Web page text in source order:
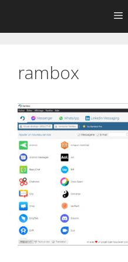
rambox